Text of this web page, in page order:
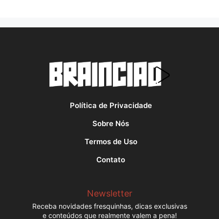
Política de Privacidade
Sobre Nós
Termos de Uso
Contato
Newsletter
Receba novidades fresquinhas, dicas exclusivas
e conteúdos que realmente valem a pena!